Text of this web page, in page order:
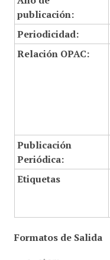
publicación:
Periodicidad:
Relación OPAC:
Publicación
Periódica:
Etiquetas
Formatos de Salida